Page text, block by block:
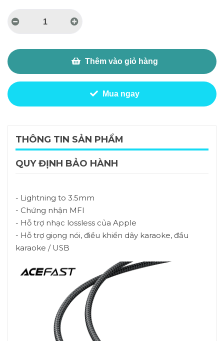
Thêm vào giỏ hàng
Mua ngay
THÔNG TIN SẢN PHẨM
QUY ĐỊNH BẢO HÀNH
- Lightning to 3.5mm
- Chứng nhận MFI
- Hỗ trợ nhạc lossless của Apple
- Hỗ trợ giọng nói, điều khiển dây karaoke, đầu
karaoke / USB